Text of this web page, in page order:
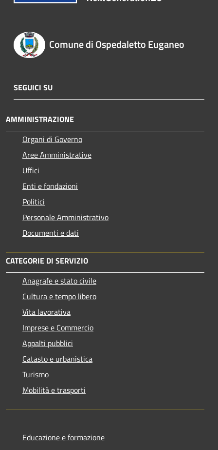
Comune di Ospedaletto Euganeo
SEGUICI SU
AMMINISTRAZIONE
Organi di Governo
Aree Amministrative
Uffici
Enti e fondazioni
Politici
Personale Amministrativo
Documenti e dati
CATEGORIE DI SERVIZIO
Anagrafe e stato civile
Cultura e tempo libero
Vita lavorativa
Imprese e Commercio
Appalti pubblici
Catasto e urbanistica
Turismo
Mobilità e trasporti
Educazione e formazione